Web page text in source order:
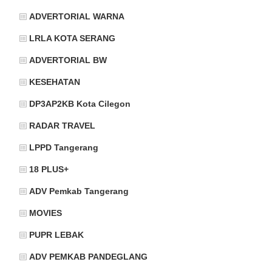
ADVERTORIAL WARNA
LRLA KOTA SERANG
ADVERTORIAL BW
KESEHATAN
DP3AP2KB Kota Cilegon
RADAR TRAVEL
LPPD Tangerang
18 PLUS+
ADV Pemkab Tangerang
MOVIES
PUPR LEBAK
ADV PEMKAB PANDEGLANG